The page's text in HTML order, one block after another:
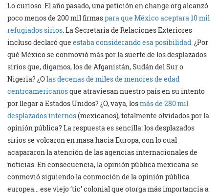
Lo curioso. El año pasado, una petición en change.org alcanzó
poco menos de 200 mil firmaspara que México aceptara 10 mil
refugiados sirios. La Secretaría de Relaciones Exteriores
incluso declaró que estaba considerando esa posibilidad. ¿Por
qué México se conmovió más por la suerte de los desplazados
sirios que, digamos, los de Afganistán, Sudán del Sur o
Nigeria? ¿Olas decenas de miles de menores de edad
centroamericanosque atraviesan nuestro país en su intento
por llegar a Estados Unidos? ¿O, vaya, losmás de 280 mil
desplazados internos(mexicanos), totalmente olvidados por la
opinión pública? La respuesta es sencilla: los desplazados
sirios se volcaron en masa hacia Europa, con lo cual
acapararon la atención de las agencias internacionales de
noticias. En consecuencia, la opinión pública mexicana se
conmovió siguiendo la conmoción de la opinión pública
europea… ese viejo ‘tic’ colonial que otorga más importancia a